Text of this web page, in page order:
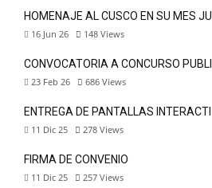
HOMENAJE AL CUSCO EN SU MES JU
16 Jun 26 148 Views
CONVOCATORIA A CONCURSO PÚBLI
23 Feb 26 686 Views
ENTREGA DE PANTALLAS INTERACTI
11 Dic 25 278 Views
FIRMA DE CONVENIO
11 Dic 25 257 Views